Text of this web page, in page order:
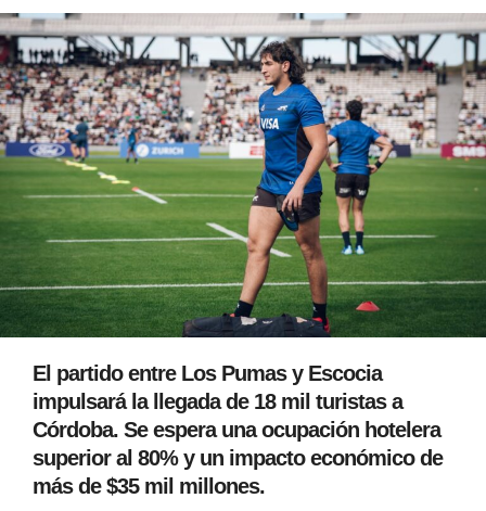
El partido entre Los Pumas y Escocia
impulsará la llegada de 18 mil turistas a
Córdoba. Se espera una ocupación hotelera
superior al 80% y un impacto económico de
más de $35 mil millones.